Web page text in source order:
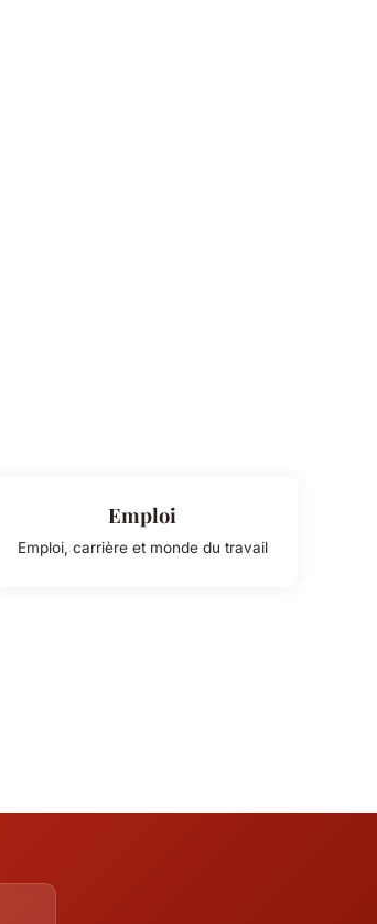
Emploi
Emploi, carrière et monde du travail